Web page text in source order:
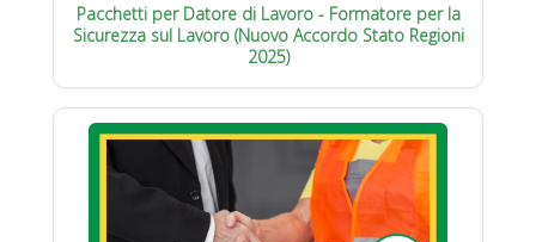
Pacchetti per Datore di Lavoro - Formatore per la
Sicurezza sul Lavoro (Nuovo Accordo Stato Regioni
2025)